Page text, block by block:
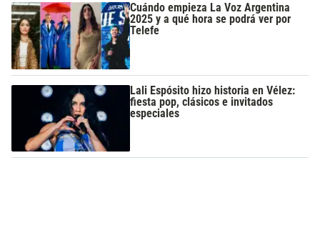
Cuándo empieza La Voz Argentina
2025 y a qué hora se podrá ver por
Telefe
Lali Espósito hizo historia en Vélez:
fiesta pop, clásicos e invitados
especiales